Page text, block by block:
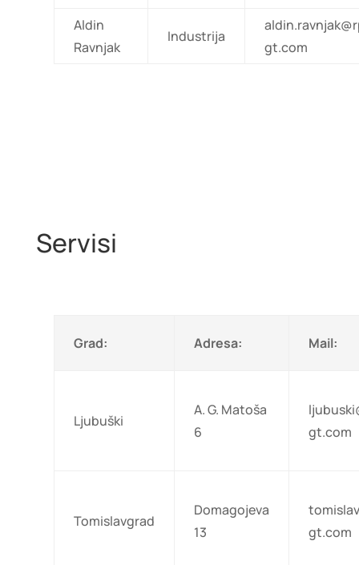
Aldin
Ravnjak
Industrija
gt.com
Servisi
Grad: Adresa: Mail:
Ljubuški
A. G. Matoša
6
gt.com
Tomislavgrad
Domagojeva
13
gt.com